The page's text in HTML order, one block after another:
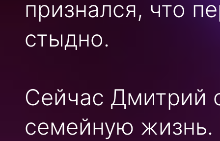
признался, что
стыдно.
Сейчас Дмитрий
семейную жизнь.